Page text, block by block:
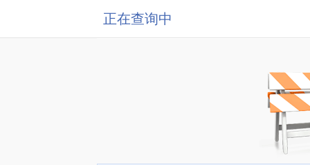
正在查询中